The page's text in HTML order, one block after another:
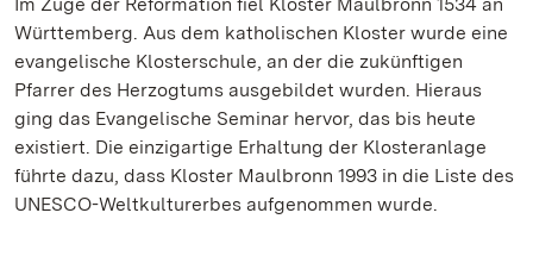
Württemberg. Aus dem katholischen Kloster wurde eine
evangelische Klosterschule, an der die zukünftigen
Pfarrer des Herzogtums ausgebildet wurden. Hieraus
ging das Evangelische Seminar hervor, das bis heute
existiert. Die einzigartige Erhaltung der Klosteranlage
führte dazu, dass Kloster Maulbronn 1993 in die Liste des
UNESCO-Weltkulturerbes aufgenommen wurde.